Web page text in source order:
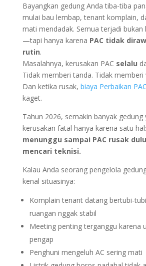
Bayangkan gedung Anda tiba-tiba
mulai bau lembap, tenant komplain,
mati mendadak. Semua terjadi bukan
—tapi hanya karena PAC tidak
rutin.
Masalahnya, kerusakan PAC selalu
Tidak memberi tanda. Tidak memberi
Dan ketika rusak, biaya Perbaikan PAC
kaget.
Tahun 2026, semakin banyak
kerusakan fatal hanya karena satu hal:
menunggu sampai PAC rusak
mencari teknisi.
Kalau Anda seorang pengelola
kenal situasinya:
Komplain tenant datang bertubi-
ruangan nggak stabil
Meeting penting terganggu karena
pengap
Penghuni mengeluh AC sering mati